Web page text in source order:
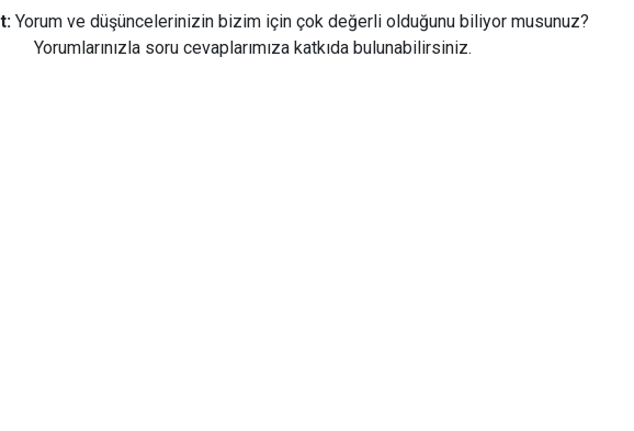
Yorum ve düşüncelerinizin bizim için çok değerli olduğunu biliyor musunuz?
Yorumlarınızla soru cevaplarımıza katkıda bulunabilirsiniz.